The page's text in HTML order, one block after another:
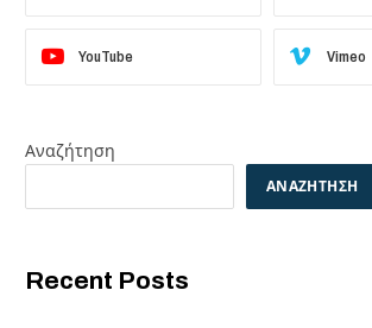
YouTube Vimeo
Αναζήτηση
ΑΝΑΖΉΤΗΣΗ
Recent Posts